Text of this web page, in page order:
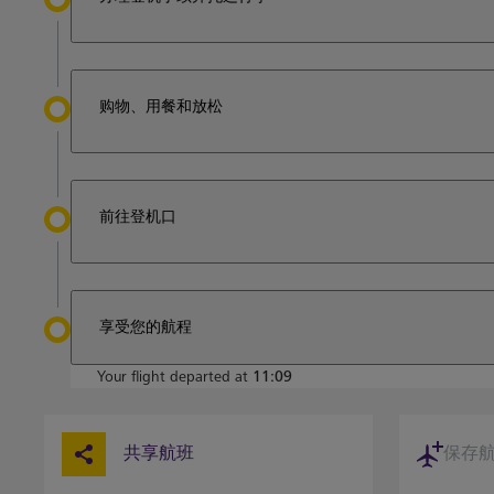
购物、用餐和放松
前往登机口
享受您的航程
Your flight departed at 11:09
共享航班 保存